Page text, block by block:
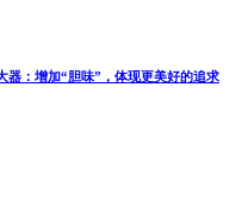
器：增加“胆味”，体现更美好的追求